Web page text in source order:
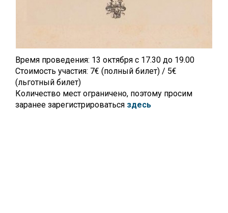
Время проведения: 13 октября с 17.30 до 19.00
Стоимость участия: 7€ (полный билет) / 5€
(льготный билет)
Количество мест ограничено, поэтому просим
заранее зарегистрироваться здесь